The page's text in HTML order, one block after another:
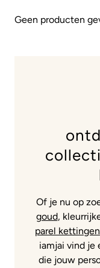
Geen producten
Of je nu op
goud,
parel kettingen
iamjai vind je
die jouw